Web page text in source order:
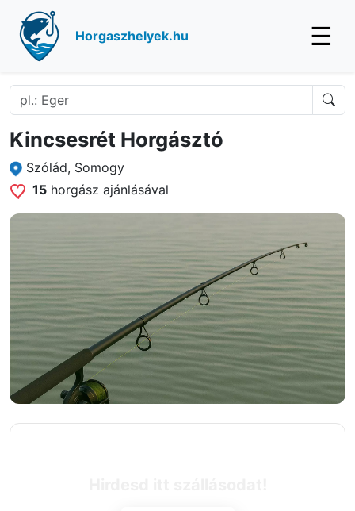
Horgaszhelyek.hu ☰
Kincsesrét Horgásztó
Szólád, Somogy
15 horgász ajánlásával